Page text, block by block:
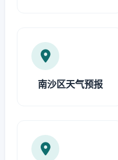
南沙区天气预报